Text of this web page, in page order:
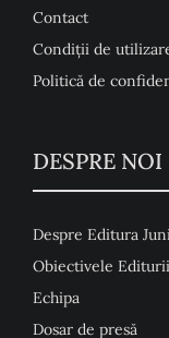
Contact
Condiţii de
Politică de
DESPRE NOI
Despre Editura
Obiectivele
Echipa
Dosar de presă